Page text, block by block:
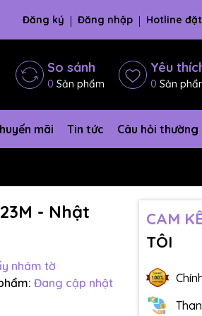
Đăng ký Đăng nhập Hotline
So sánh
0 Sản phẩm
Yêu
0 Sản
mãi Tin tức Câu hỏi thường
- Nhật
nhám tờ
Đang cập nhật
CAM
TÔI